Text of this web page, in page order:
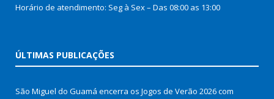
Horário de atendimento: Seg à Sex – Das 08:00 as 13:00
ÚLTIMAS PUBLICAÇÕES
São Miguel do Guamá encerra os Jogos de Verão 2026 com